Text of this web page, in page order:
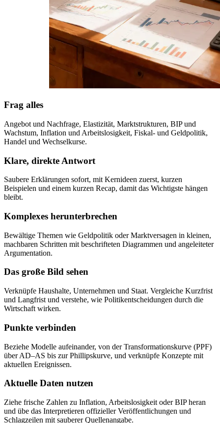
Frag alles
Angebot und Nachfrage, Elastizität, Marktstrukturen, BIP und
Wachstum, Inflation und Arbeitslosigkeit, Fiskal- und Geldpolitik,
Handel und Wechselkurse.
Klare, direkte Antwort
Saubere Erklärungen sofort, mit Kernideen zuerst, kurzen
Beispielen und einem kurzen Recap, damit das Wichtigste hängen
bleibt.
Komplexes herunterbrechen
Bewältige Themen wie Geldpolitik oder Marktversagen in kleinen,
machbaren Schritten mit beschrifteten Diagrammen und angeleiteter
Argumentation.
Das große Bild sehen
Verknüpfe Haushalte, Unternehmen und Staat. Vergleiche Kurzfrist
und Langfrist und verstehe, wie Politikentscheidungen durch die
Wirtschaft wirken.
Punkte verbinden
Beziehe Modelle aufeinander, von der Transformationskurve (PPF)
über AD–AS bis zur Phillipskurve, und verknüpfe Konzepte mit
aktuellen Ereignissen.
Aktuelle Daten nutzen
Ziehe frische Zahlen zu Inflation, Arbeitslosigkeit oder BIP heran
und übe das Interpretieren offizieller Veröffentlichungen und
Schlagzeilen mit sauberer Quellenangabe.